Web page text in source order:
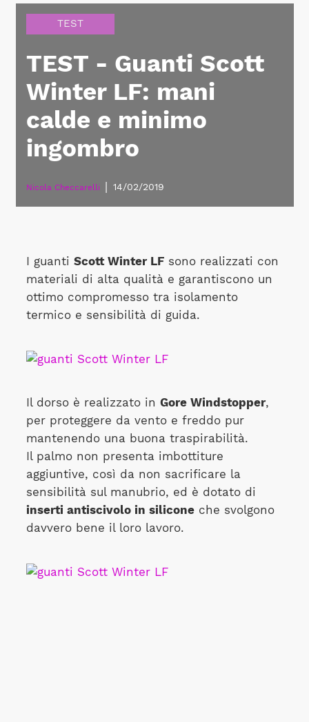
TEST
TEST - Guanti Scott
Winter LF: mani
calde e minimo
ingombro
Nicola Checcarelli 14/02/2019
I guanti Scott Winter LFsono realizzati con
materiali di alta qualità e garantiscono un
ottimo compromesso tra isolamento
termico e sensibilità di guida.
Il dorso è realizzato in Gore Windstopper,
per proteggere da vento e freddo pur
mantenendo una buona traspirabilità.
Il palmo non presenta imbottiture
aggiuntive, così da non sacrificare la
sensibilità sul manubrio, ed è dotato di
inserti antiscivolo in siliconeche svolgono
davvero bene il loro lavoro.